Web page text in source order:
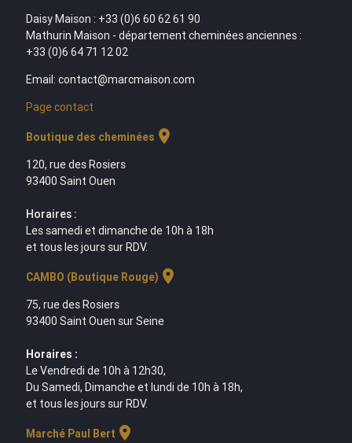
Daisy Maison : +33 (0)6 60 62 61 90
Mathurin Maison - département cheminées anciennes :
+33 (0)6 64 71 12 02
Email: contact@marcmaison.com
Page contact
Boutique des cheminées location_on
120, rue des Rosiers
93400 Saint Ouen
Horaires :
Les samedi et dimanche de 10h à 18h
et tous les jours sur RDV.
CAMBO (Boutique Rouge) location_on
75, rue des Rosiers
93400 Saint Ouen sur Seine
Horaires :
Le Vendredi de 10h à 12h30,
Du Samedi, Dimanche et lundi de 10h à 18h,
et tous les jours sur RDV.
Marché Paul Bert location_on